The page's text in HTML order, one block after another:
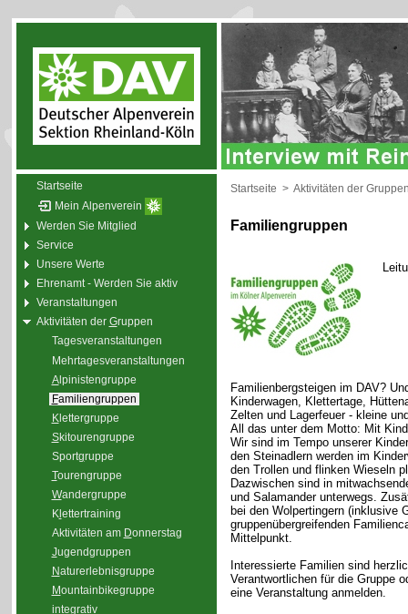
Startseite
Mein Alpenverein
Werden Sie Mitglied
Service
Unsere Werte
Ehrenamt - Werden Sie aktiv
Veranstaltungen
Aktivitäten der Gruppen
Tagesveranstaltungen
Mehrtagesveranstaltungen
Alpinistengruppe
Familiengruppen
Klettergruppe
Skitourengruppe
Sportgruppe
Tourengruppe
Wandergruppe
Kl ettertraining
Aktivitäten am Donnerstag
Jugendgruppen
Naturerlebnisgruppe
Mountainbikegruppe
integrativ
Startseite > Aktivitäten der
Familiengruppen
Familienbergsteigen im DAV?
Kinderwagen, Klettertage,
Zelten und Lagerfeuer - kleine
All das unter dem Motto: Mit
Wir sind im Tempo unserer
den Steinadlern werden im
den Trollen und flinken Wieseln
Dazwischen sind in
und Salamander unterwegs.
bei den Wolpertingern (inklusive
gruppenübergreifenden
Mittelpunkt.
Interessierte Familien sind
Verantwortlichen für die Gruppe
eine Veranstaltung anmelden.